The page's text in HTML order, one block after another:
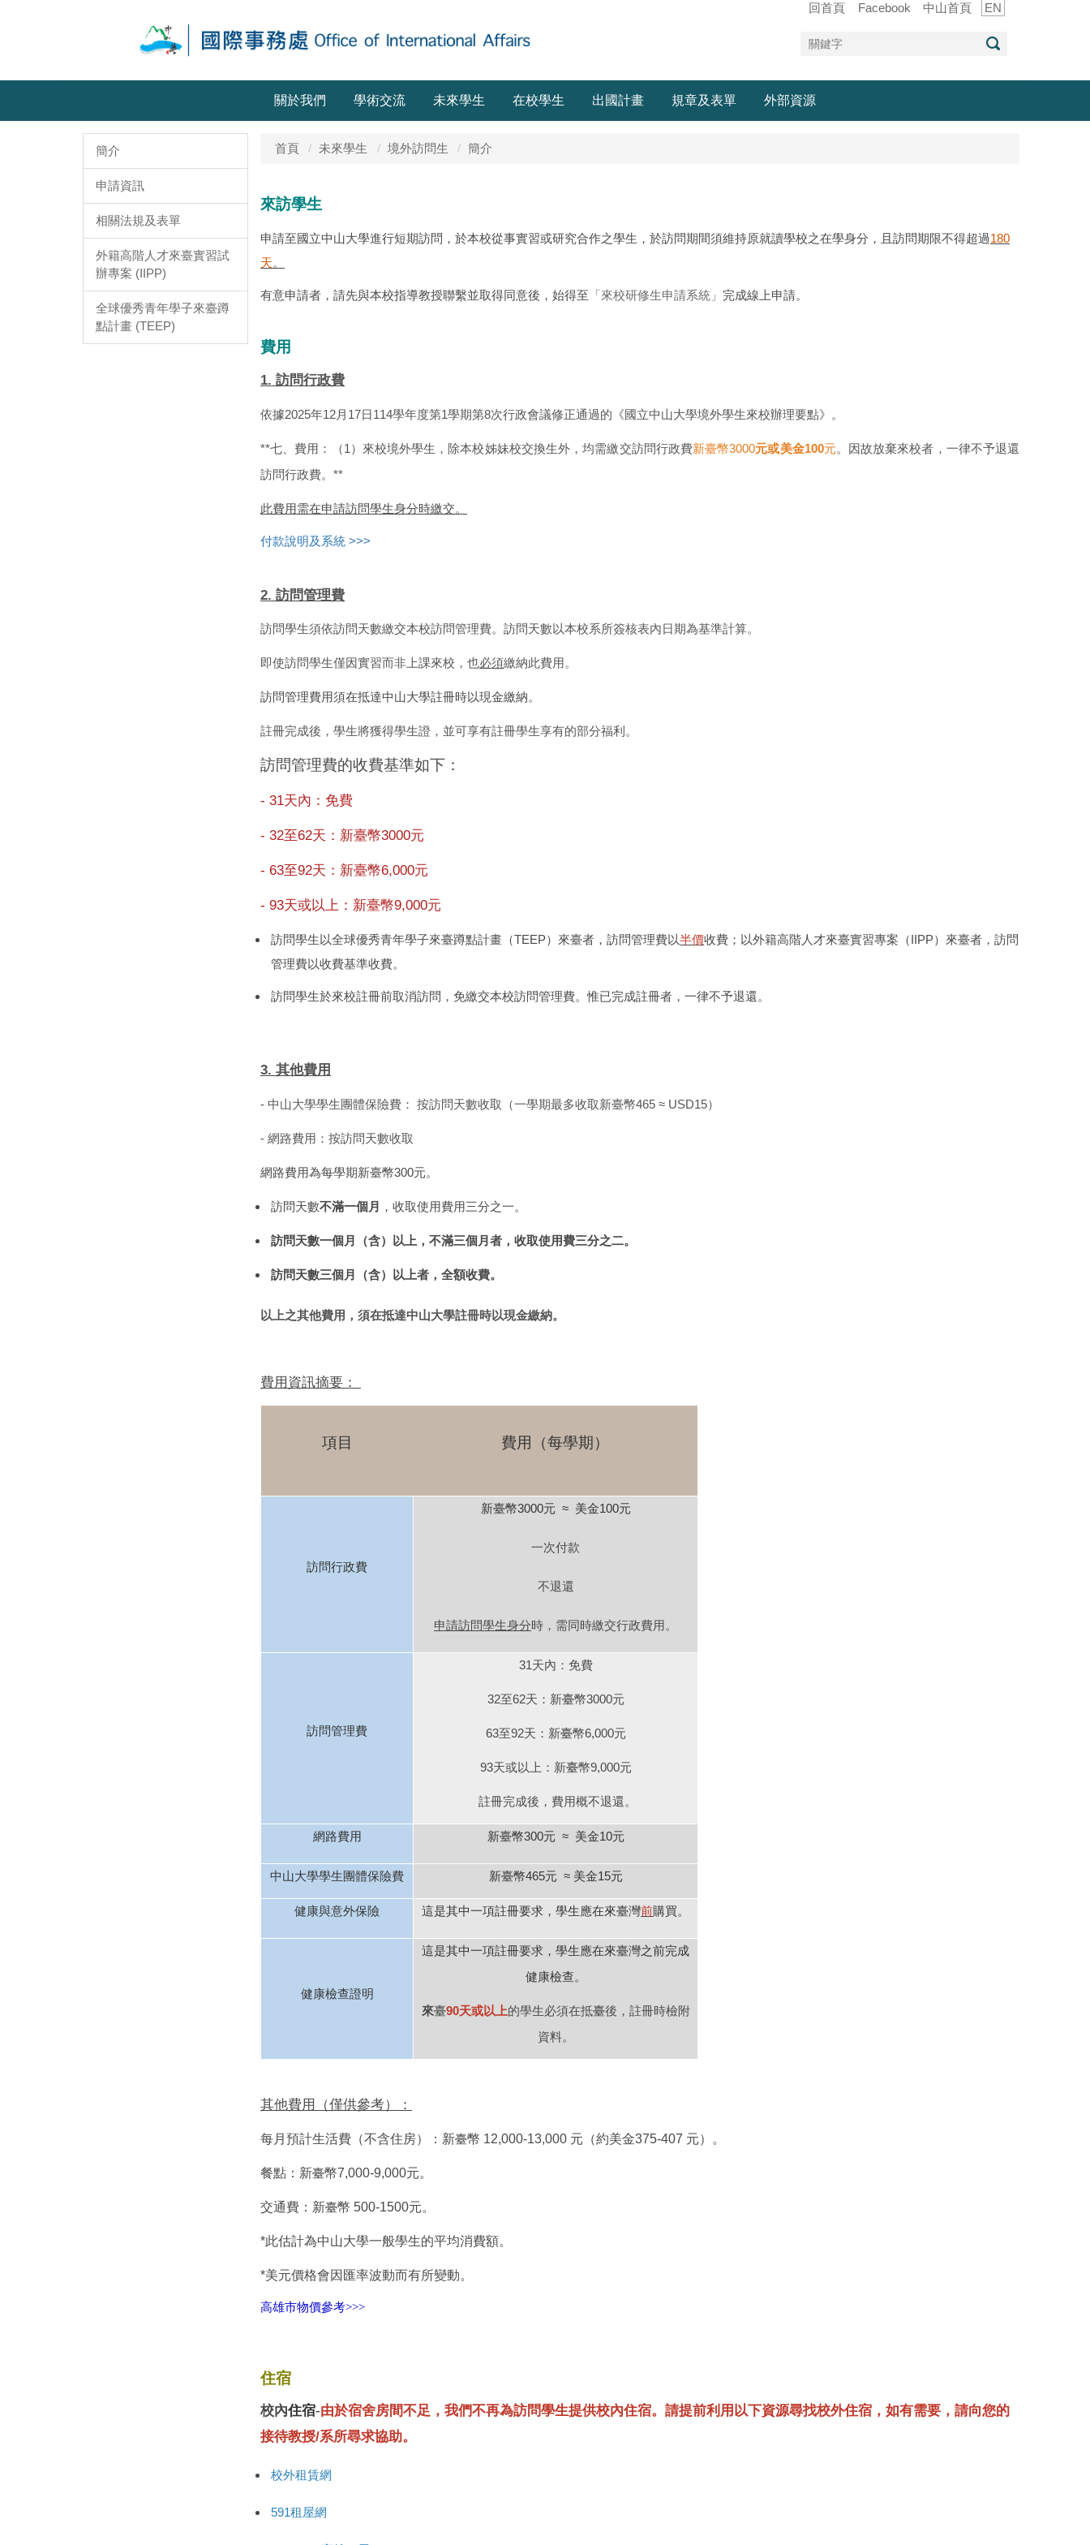
回首頁 Facebook 中山首頁 EN
關於我們 學術交流 未來學生 在校學生 出國計畫 規章及表單 外部資源
簡介
申請資訊
相關法規及表單
外籍高階人才來臺實習試
辦專案 (IIPP)
全球優秀青年學子來臺蹲
點計畫 (TEEP)
首頁 未來學生 境外訪問生 簡介
來訪學生
申請至國立中山大學進行短期訪問，於本校從事實習或研究合作之學生，於訪問期間須維持原就讀學校之在學身分，且訪問期限不得超過180
天。
有意申請者，請先與本校指導教授聯繫並取得同意後，始得至 「來校研修生申請系統」 完成線上申請。
費用
1. 訪問行政費
依據2025年12月17日114學年度第1學期第8次行政會議修正通過的《國立中山大學境外學生來校辦理要點》。
**七、費用：（1）來校境外學生，除本校姊妹校交換生外，均需繳交訪問行政費新臺幣3000元或美金100元。因故放棄來校者，一律不予退還
訪問行政費。 **
此費用需在申請訪問學生身分時繳交。
付款說明及系統>>>
2. 訪問管理費
訪問學生須依訪問天數繳交本校訪問管理費。訪問天數以本校系所簽核表內日期為基準計算。
即使訪問學生僅因實習而非上課來校，也必須繳納此費用。
訪問管理費用須在抵達中山大學註冊時以現金繳納。
註冊完成後，學生將獲得學生證，並可享有註冊學生享有的部分福利。
訪問管理費的收費基準如下：
- 31天內：免費
- 32至62天：新臺幣3000元
- 63至92天：新臺幣6,000元
- 93天或以上：新臺幣9,000元
訪問學生以全球優秀青年學子來臺蹲點計畫（TEEP）來臺者，訪問管理費以半價收費；以外籍高階人才來臺實習專案（IIPP）來臺者，訪問
管理費以收費基準收費。
訪問學生於來校註冊前取消訪問，免繳交本校訪問管理費。惟已完成註冊者，一律不予退還。
3. 其他費用
- 中山大學學生團體保險費： 按訪問天數收取（一學期最多收取新臺幣465 ≈ USD15）
- 網路費用：按訪問天數收取
網路費用為每學期新臺幣300元。
訪問天數不滿一個月 ，收取使用費用三分之一。
訪問天數一個月（含）以上，不滿三個月者，收取使用費三分之二。
訪問天數三個月（含）以上者，全額收費。
以上之其他費用， 須在抵達中山大學註冊時以現金繳納。
費用資訊摘要：
項目 費用（每學期）
訪問行政費
新臺幣3000元 ≈ 美金100元
一次付款
不退還
申請訪問學生身分時，需同時繳交行政費用。
訪問管理費
31天內：免費
32至62天：新臺幣3000元
63至92天：新臺幣6,000元
93天或以上：新臺幣9,000元
註冊完成後，費用概不退還。
網路費用 新臺幣300元 ≈ 美金10元
中山大學學生團體保險費 新臺幣465元 ≈ 美金15元
健康與意外保險 這是其中一項註冊要求，學生應在來臺灣前購買。
健康檢查證明
這是其中一項註冊要求，學生應在來臺灣之前完成
健康檢查。
來臺90天或以上的學生必須在抵臺後，註冊時檢附
資料。
其他費用（僅供參考）：
每月預計生活費（不含住房）：新臺幣 12,000-13,000 元（約美金375-407 元）。
餐點：新臺幣7,000-9,000元。
交通費：新臺幣 500-1500元。
*此估計為中山大學一般學生的平均消費額。
*美元價格會因匯率波動而有所變動。
高雄市物價參考>>>
住宿
校內住宿-由於宿舍房間不足，我們不再為訪問學生提供校內住宿。請提前利用以下資源尋找校外住宿，如有需要，請向您的
接待教授/系所尋求協助。
校外租賃網
591租屋網